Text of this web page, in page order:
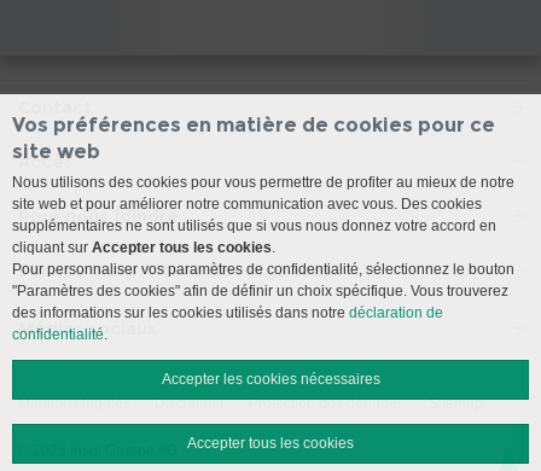
Accès
Pour nous joindre
Service universitaire des urgences
Médias sociaux
Mentions légales Disclaimer Protection des données Sitemap
Vos préférences en matière de cookies pour ce
site web
Nous utilisons des cookies pour vous permettre de profiter au mieux de notre
site web et pour améliorer notre communication avec vous. Des cookies
supplémentaires ne sont utilisés que si vous nous donnez votre accord en
cliquant sur Accepter tous les cookies.
Pour personnaliser vos paramètres de confidentialité, sélectionnez le bouton
"Paramètres des cookies" afin de définir un choix spécifique. Vous trouverez
des informations sur les cookies utilisés dans notre déclaration de
confidentialité.
Accepter les cookies nécessaires
Accepter tous les cookies